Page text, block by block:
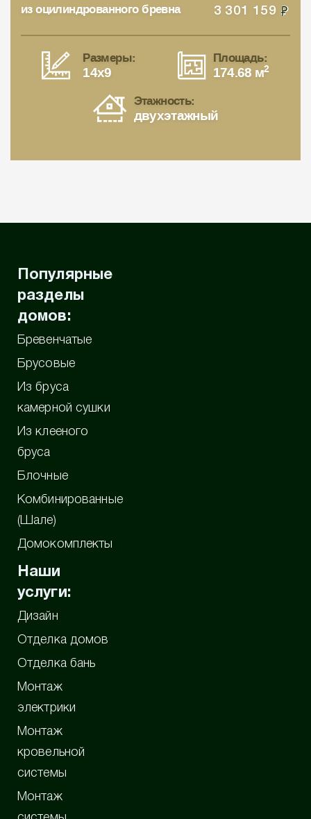
из оцилиндрованного бревна 3 301 159
Размеры:
14x9
Площадь:
174.68 м2
Этажность:
двухэтажный
Популярные
разделы
домов:
Бревенчатые
Брусовые
Из бруса
камерной сушки
Из клееного
бруса
Блочные
Комбинированные
(Шале)
Домокомплекты
Наши
услуги:
Дизайн
Отделка домов
Отделка бань
Монтаж
электрики
Монтаж
кровельной
системы
Монтаж